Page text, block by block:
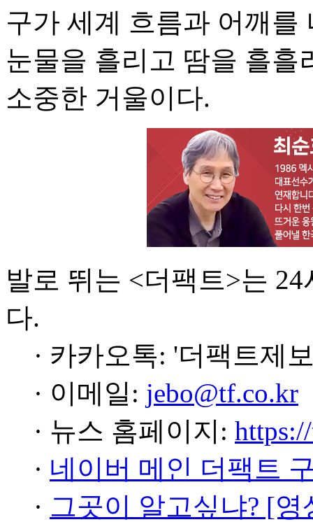
구가 세계 흐름과 어깨를
눈물을 흘리고 땀을 흘흘
소중한 거울이다.
발로 뛰는 <더팩트>는
다.
· 카카오톡: '더팩트제
· 이메일: jebo@tf.co.kr
· 뉴스 홈페이지:
· 네이버 메인 더팩트
· 그곳이 알고싶냐? [